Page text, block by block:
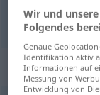
Entwurfm
Wir und
Folgendes
Genaue
Identifikation aktiv
Informationen auf
Messung von
Entwicklung von